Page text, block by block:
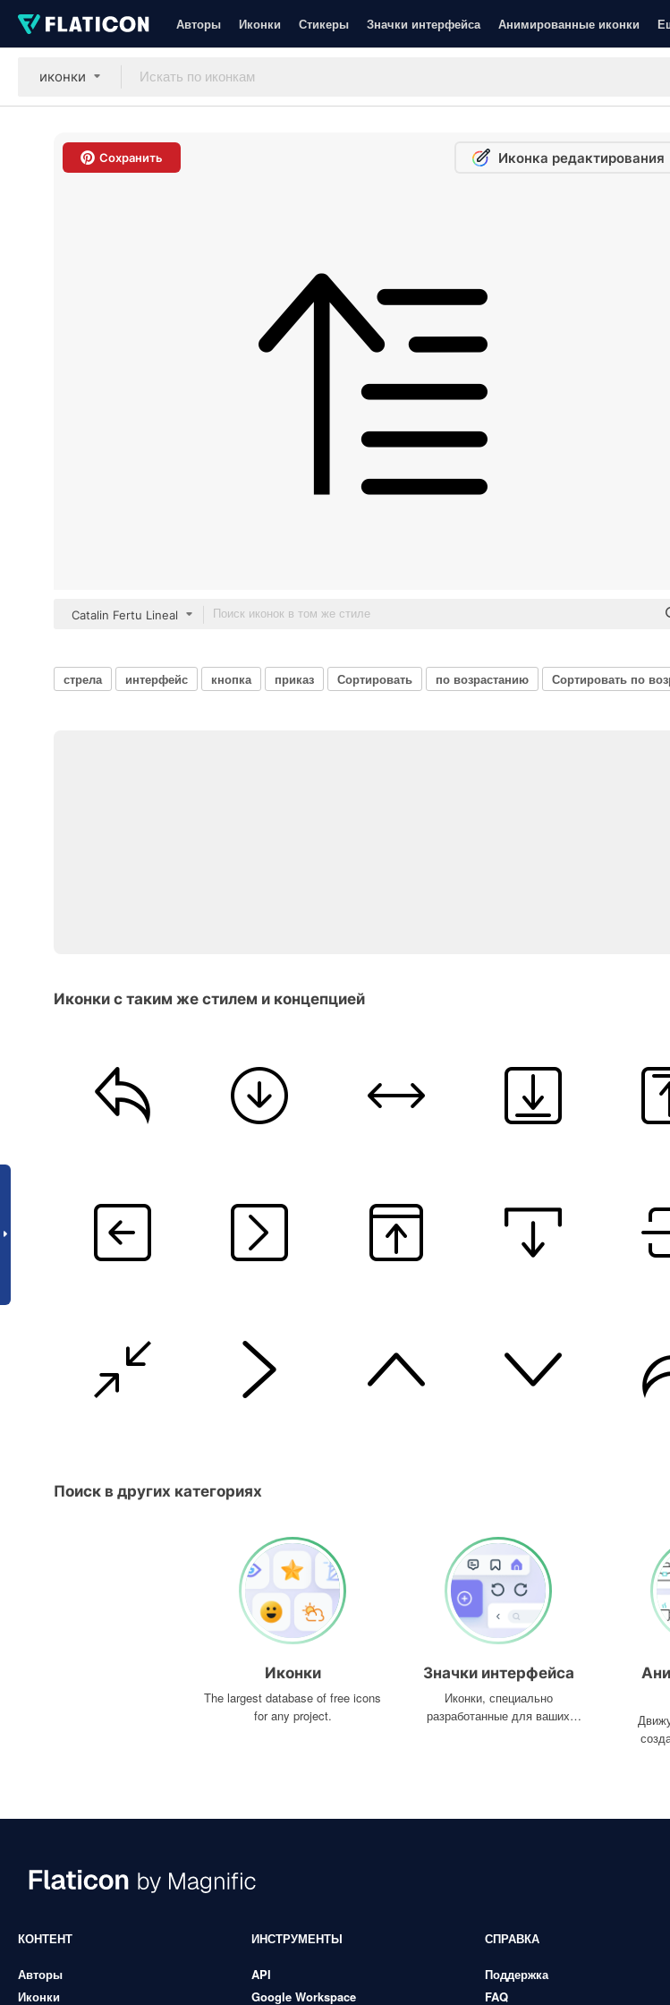
Авторы Иконки Стикеры Значки интерфейса Анимированные иконки
иконки
Сохранить Иконка редактирования
Catalin Fertu Lineal
стрела интерфейс кнопка приказ Сортировать по возрастанию Сортировать по
Иконки с таким же стилем и концепцией
Поиск в других категориях
Иконки
The largest database of free icons
for any project.
Значки интерфейса
Иконки, специально
разработанные для ваших
КОНТЕНТ
Авторы
Иконки
ИНСТРУМЕНТЫ
API
Google Workspace
СПРАВКА
Поддержка
FAQ